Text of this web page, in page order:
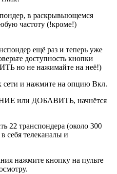
в раскрывыющемся
частоту (!кроме!)
ещё раз и теперь уже
доступность кнопки
но не нажимайте на неё!)
и нажмите на опцию Вкл.
или ДОБАВИТЬ, начнётся
22 транспондера (около 300
себя телеканалы и
нажмите кнопку на пульте